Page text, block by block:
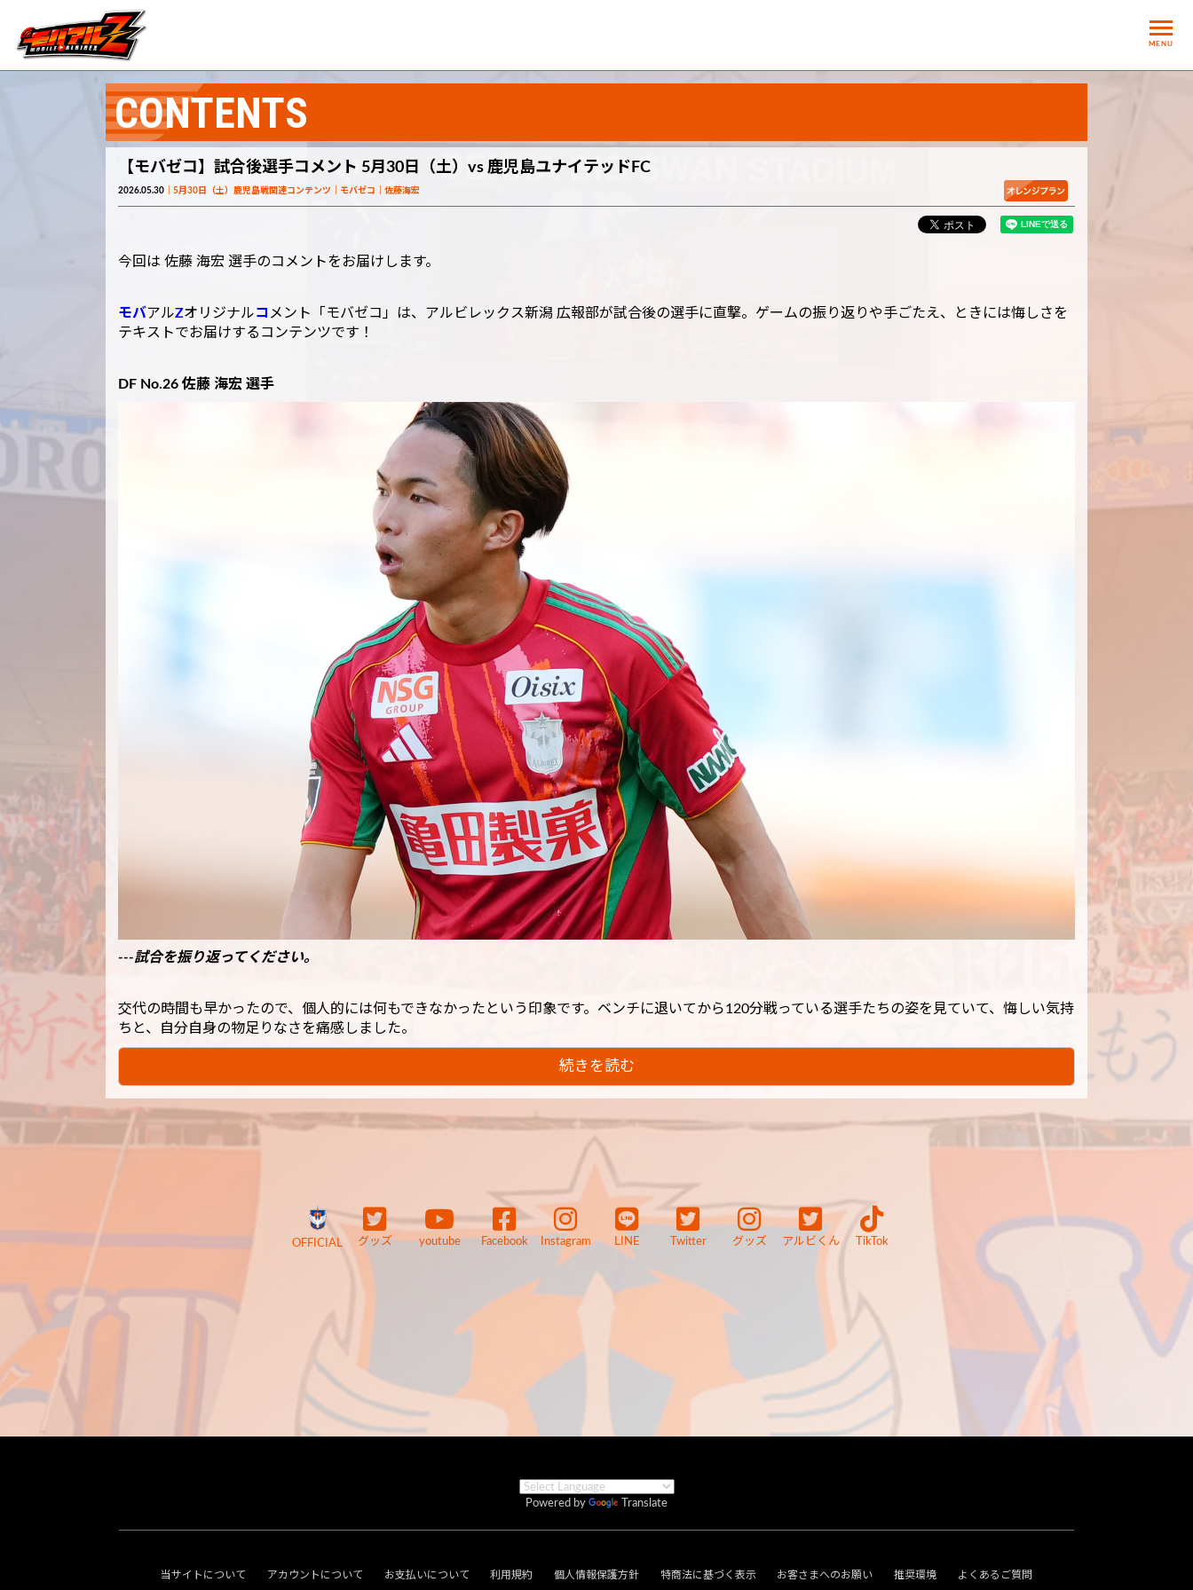
MENU
CONTENTS
【モバゼコ】試合後選手コメント 5月30日（土）vs 鹿児島ユナイテッドFC
2026.05.30 5月30日（土）鹿児島戦関連コンテンツ モバゼコ 佐藤海宏
今回は 佐藤 海宏 選手のコメントをお届けします。
モバアルZオリジナルコ メント「モバゼコ」は、アルビレックス新潟 広報部が試合後の選手に直撃。ゲームの振り返りや手ごたえ、ときには悔しさを
テキストでお届けするコンテンツです！
DF No.26 佐藤 海宏 選手
---試合を振り返ってください。
交代の時間も早かったので、個人的には何もできなかったという印象です。ベンチに退いてから120分戦っている選手たちの姿を見ていて、悔しい気持
ちと、自分自身の物足りなさを痛感しました。
続きを読む
OFFICIAL グッズ youtube Facebook Instagram LINE Twitter グッズ アルビくん TikTok
Powered by Translate
当サイトについて アカウントについて お支払いについて 利用規約 個人情報保護方針 特商法に基づく表示 お客さまへのお願い 推奨環境 よくあるご質問